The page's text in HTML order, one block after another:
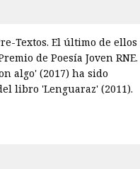
Textos. El último de ellos
de Poesía Joven RNE.
algo' (2017) ha sido
libro 'Lenguaraz' (2011).